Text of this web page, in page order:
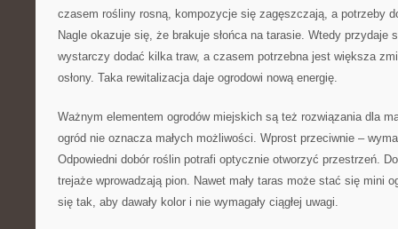
czasem rośliny rosną, kompozycje się zagęszczają, a potrzeby
Nagle okazuje się, że brakuje słońca na tarasie. Wtedy przydaje
wystarczy dodać kilka traw, a czasem potrzebna jest większa
osłony. Taka rewitalizacja daje ogrodowi nową energię.
Ważnym elementem ogrodów miejskich są też rozwiązania dla
ogród nie oznacza małych możliwości. Wprost przeciwnie –
Odpowiedni dobór roślin potrafi optycznie otworzyć przestrzeń.
trejaże wprowadzają pion. Nawet mały taras może stać się mini
się tak, aby dawały kolor i nie wymagały ciągłej uwagi.